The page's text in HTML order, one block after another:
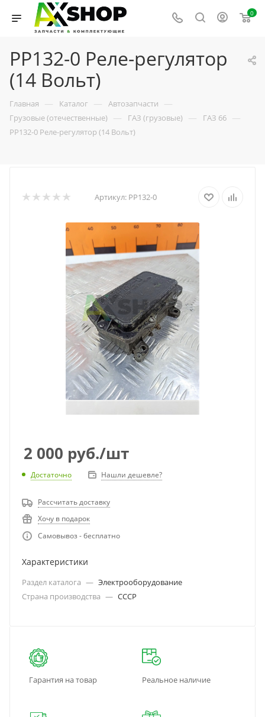
0
РР132-0 Реле-регулятор
(14 Вольт)
Главная — Каталог — Автозапчасти —
Грузовые (отечественные) — ГАЗ (грузовые) — ГАЗ 66 —
РР132-0 Реле-регулятор (14 Вольт)
Артикул: РР132-0
2 000 руб./шт
Достаточно Нашли дешевле?
Рассчитать доставку
Хочу в подарок
Самовывоз - бесплатно
Характеристики
Раздел каталога — Электрооборудование
Страна производства — СССР
Гарантия на товар Реальное наличие